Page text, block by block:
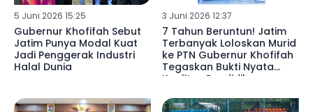
5 Juni 2026 15:25
Gubernur Khofifah Sebut
Jatim Punya Modal Kuat
Jadi Penggerak Industri
Halal Dunia
3 Juni 2026 12:37
7 Tahun Beruntun! Jatim
Terbanyak Loloskan Murid
ke PTN Gubernur Khofifah
Tegaskan Bukti Nyata
Kualitas Pendidikan